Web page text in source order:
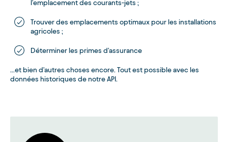
l'emplacement des courants-jets ;
Trouver des emplacements optimaux pour les installations
agricoles ;
Déterminer les primes d'assurance
...et bien d'autres choses encore. Tout est possible avec les
données historiques de notre API.